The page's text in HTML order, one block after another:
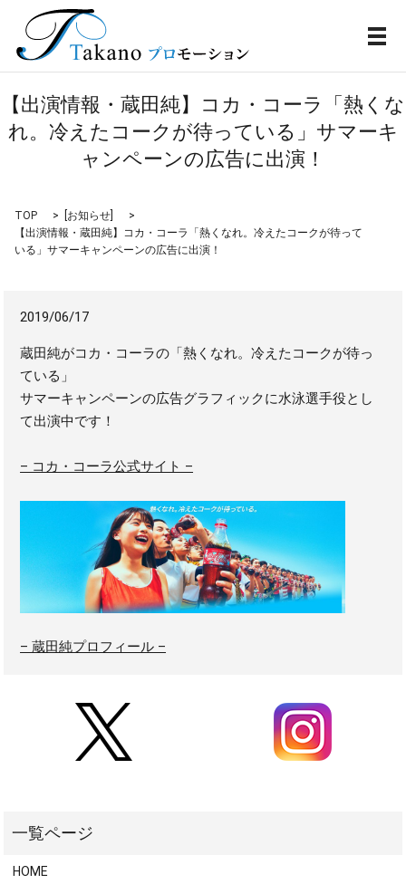
メ
【出演情報・蔵田純】コカ・コーラ「熱くな
れ。冷えたコークが待っている」サマーキ
ャンペーンの広告に出演！
TOP お知らせ
【出演情報・蔵田純】コカ・コーラ「熱くなれ。冷えたコークが待って
いる」サマーキャンペーンの広告に出演！
2019/06/17
蔵田純がコカ・コーラの「熱くなれ。冷えたコークが待っ
ている」
サマーキャンペーンの広告グラフィックに水泳選手役とし
て出演中です！
– コカ・コーラ公式サイト –
– 蔵田純プロフィール –
HOME